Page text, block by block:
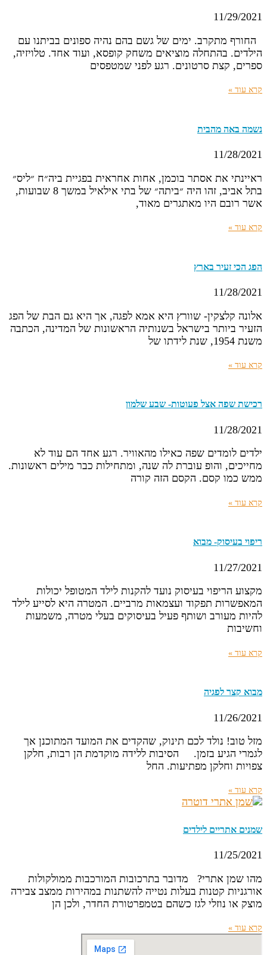
11/29/2021
החורף מתקרב. ימים של גשם בהם נהיה ספונים בביתנו עם
הילדים. בהתחלה מוציאים משחק קופסא, ועוד אחד. טלויזיה,
ספרים, קצת סרטונים. רגע לפני שמטפסים
קרא עוד »
נשמה באה מהבית
11/28/2021
ראיינתי את אסתר בוכמן, אחות אחראית בפגיית ביה״ח ״ליס״
בתל אביב, זהו היה ״ביתה״ של בתי אילאיל במשך 8 שבועות,
אשר רובם היו מאתגרים מאוד,
קרא עוד »
הפג הכי זעיר בארץ
11/28/2021
אלונה קלצקין- שוורץ היא אמא לפגה, אך היא גם הבת של הפג
הזעיר ביותר בישראל בשנותיה הראשונות של המדינה, הכתבה
משנת 1954, שנת לידתו של
קרא עוד »
רכישת שפה אצל פעוטות- שבע שלמון
11/28/2021
ילדים לומדים שפה כאילו מהאוויר. רגע אחד הם עוד לא
מחייכים, והופ עוברת לה שנה, ומתחילות כבר מילים ראשונות.
ממש כמו קסם. הקסם הזה קורה
קרא עוד »
ריפוי בעיסוק- מבוא
11/27/2021
מקצוע הריפוי בעיסוק נועד להקנות לילד המטופל יכולות
המאפשרות תפקוד ועצמאות מרביים. המטרה היא לסייע לילד
להיות מעורב ושותף פעיל בעיסוקים בעלי מטרה, משמעות
וחשיבות
קרא עוד »
מבוא קצר לפגיה
11/26/2021
מזל טוב! נולד לכם תינוק, שהקדים את המועד המתוכנן אך
לגמרי הגיע בזמן. הסיבות ללידה מוקדמת הן רבות, חלקן
צפויות וחלקן מפתיעות. החל
קרא עוד »
שמנים אתריים לילדים
11/25/2021
מהו שמן אתרי? מדובר בתרכובות המורכבות ממולקולות
אורגניות קטנות בעלות נטייה להשתנות במהירות ממצב צבירה
מוצק או נוזלי לגז כשהם בטמפרטורת החדר, ולכן הן
קרא עוד »